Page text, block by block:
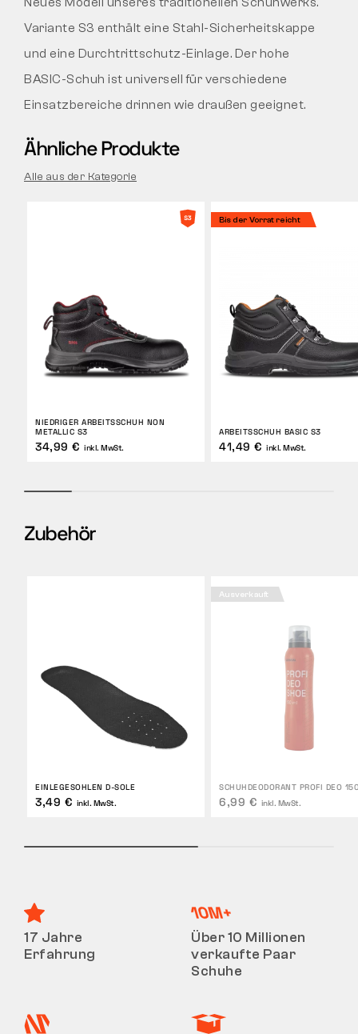
Variante S3 enthält eine Stahl-Sicherheitskappe
und eine Durchtrittschutz-Einlage. Der hohe
BASIC-Schuh ist universell für verschiedene
Einsatzbereiche drinnen wie draußen geeignet.
Ähnliche Produkte
Alle aus der Kategorie
NIEDRIGER ARBEITSSCHUH NON
METALLIC S3
34,99 € inkl. MwSt.
Bis der Vorrat reicht
ARBEITSSCHUH BASIC S3
41,49 € inkl. MwSt.
Zubehör
EINLEGESOHLEN D-SOLE
3,49 € inkl. MwSt.
Ausverkauft
SCHUHDEODORANT PROFI DEO
6,99 € inkl. MwSt.
17 Jahre
Erfahrung
Über 10 Millionen
verkaufte Paar
Schuhe